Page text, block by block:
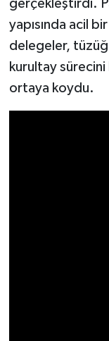
gerçekleştirdi.
yapısında acil
delegeler,
kurultay
ortaya koydu.